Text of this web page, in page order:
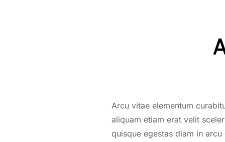
Arcu vitae elementum
aliquam etiam erat velit
quisque egestas diam in